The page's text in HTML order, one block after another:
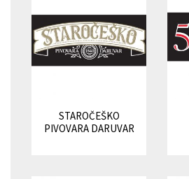
STAROČEŠKO
PIVOVARA DARUVAR